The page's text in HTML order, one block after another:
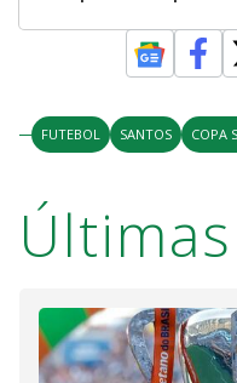
FUTEBOL SANTOS COPA
Últimas